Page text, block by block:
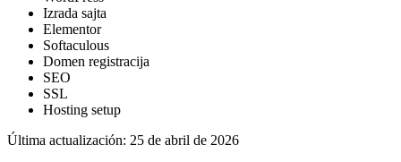
Izrada sajta
Elementor
Softaculous
Domen registracija
SEO
SSL
Hosting setup
Última actualización: 25 de abril de 2026